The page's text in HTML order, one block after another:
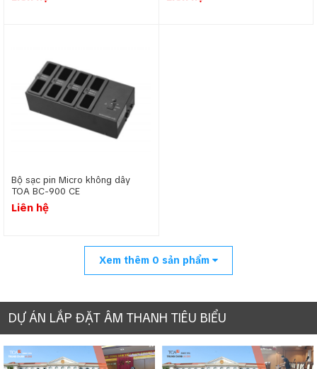
Bộ sạc pin Micro không dây
TOA BC-900 CE
Liên hệ
Xem thêm 0 sản phẩm
DỰ ÁN LẮP ĐẶT ÂM THANH TIÊU BIỂU